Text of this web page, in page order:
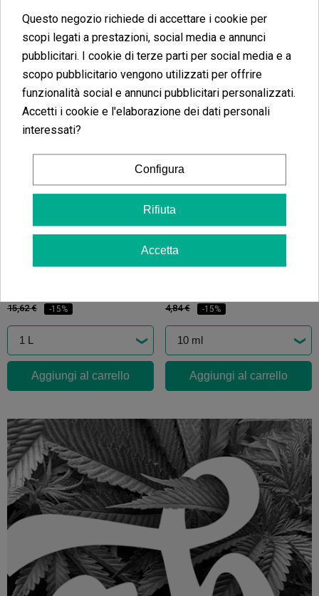
Urtifer Ortica Liquida
15,30 €
18,00 € -15%
Natural Clone
9,92 €
13,23 € -25%
15,62 € -15%
Aggiungi al carrello
4,84 € -15%
Aggiungi al carrello
Questo negozio richiede di accettare i cookie per
scopi legati a prestazioni, social media e annunci
pubblicitari. I cookie di terze parti per social media e a
scopo pubblicitario vengono utilizzati per offrire
funzionalità social e annunci pubblicitari personalizzati.
Accetti i cookie e l'elaborazione dei dati personali
interessati?
Configura
Rifiuta
Accetta